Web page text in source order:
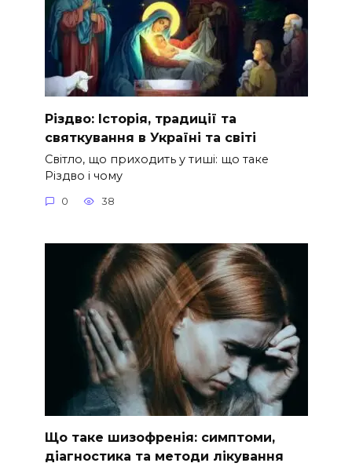
Різдво: Історія, традиції та
святкування в Україні та світі
Світло, що приходить у тиші: що таке
Різдво і чому
0 38
Що таке шизофренія: симптоми,
діагностика та методи лікування